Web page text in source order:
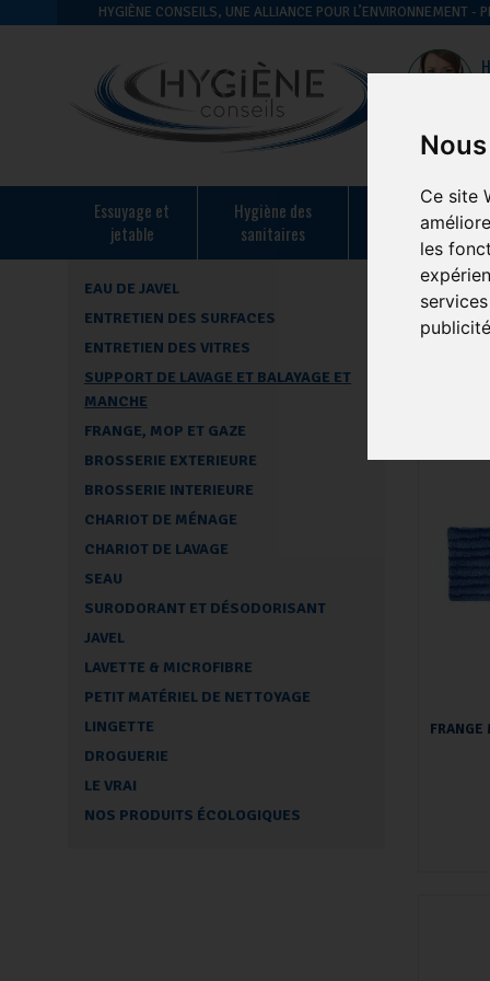
Ce site
les
HYGIÈNE CONSEILS, UNE ALLIANCE POUR L’ENVIRONNEMENT -
essuyage et
jetable
hygiène des
sanitaires
restauration
EAU DE JAVEL
ENTRETIEN DES SURFACES
ENTRETIEN DES VITRES
SUPPORT DE LAVAGE ET BALAYAGE ET
MANCHE
FRANGE, MOP ET GAZE
BROSSERIE EXTERIEURE
BROSSERIE INTERIEURE
CHARIOT DE MÉNAGE
CHARIOT DE LAVAGE
SEAU
SURODORANT ET DÉSODORISANT
JAVEL
LAVETTE & MICROFIBRE
PETIT MATÉRIEL DE NETTOYAGE
LINGETTE
DROGUERIE
LE VRAI
NOS PRODUITS ÉCOLOGIQUES
Accueil
FRANGE